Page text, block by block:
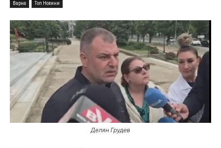
Варна Топ Новини
Делян Грудев